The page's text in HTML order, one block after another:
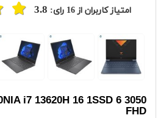
امتیاز کاربران از16 رای: 3.8
i7 13620H 16 1SSD 6 3050
FHD